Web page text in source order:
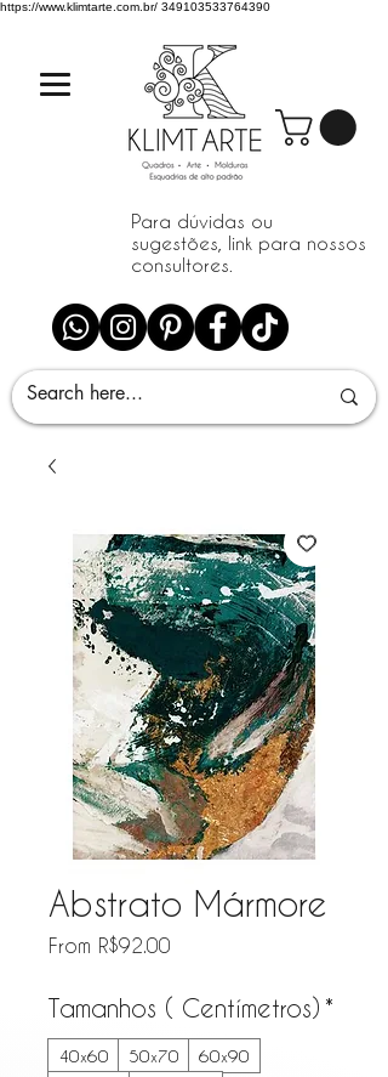
https://www.klimtarte.com.br/ 349103533764390
Para dúvidas ou
sugestões, link para nossos
consultores.
Abstrato Mármore
From R$92.00
Tamanhos ( Centímetros) *
40x60 50x70
60x90